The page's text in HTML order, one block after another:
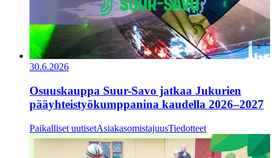
30.6.2026
Osuuskauppa Suur-Savo jatkaa Jukurien
pääyhteistyökumppanina kaudella 2026–2027
Paikalliset uutisetAsiakasomistajuusTiedotteet